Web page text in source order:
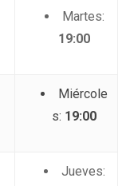
Martes:
19:00
Miércole
s: 19:00
Jueves: